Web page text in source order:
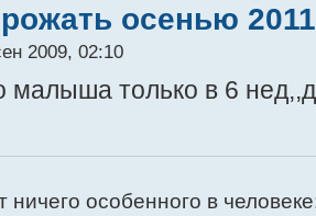
осенью
2009, 02:10
малыша только в 6
ничего особенного в